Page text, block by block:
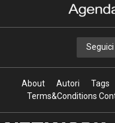
Seguici
About Autori Tags
Terms&Conditions